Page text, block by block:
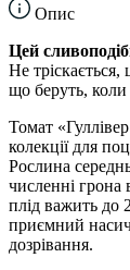
Опис
Цей
Не тріскається,
що беруть, коли
Томат
колекції для
Рослина
численні
плід важить до
приємний
дозрівання.